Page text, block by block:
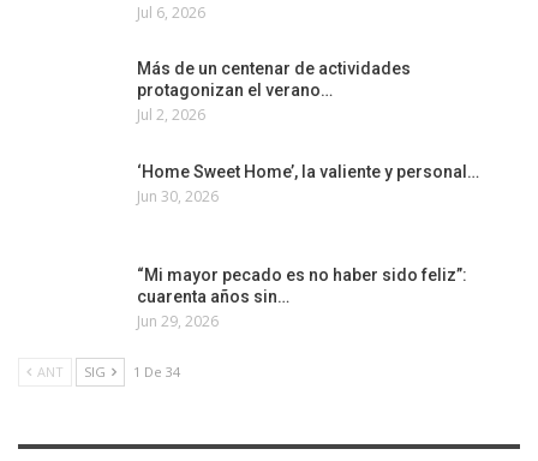
Jul 6, 2026
Más de un centenar de actividades
protagonizan el verano…
Jul 2, 2026
‘Home Sweet Home’, la valiente y personal…
Jun 30, 2026
“Mi mayor pecado es no haber sido feliz”:
cuarenta años sin…
Jun 29, 2026
ANT SIG 1 De 34